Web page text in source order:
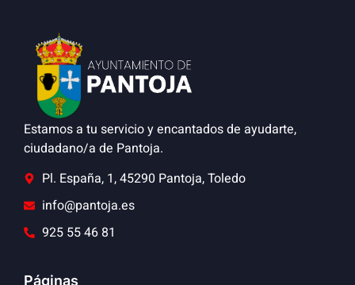
Estamos a tu servicio y encantados de ayudarte,
ciudadano/a de Pantoja.
Pl. España, 1, 45290 Pantoja, Toledo
info@pantoja.es
925 55 46 81
Páginas